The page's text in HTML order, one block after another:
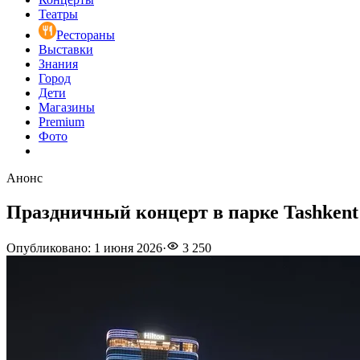
Театры
Рестораны
Выставки
Знания
Город
Дети
Магазины
Premium
Фото
Анонс
Праздничный концерт в парке
Опубликовано: 1 июня 2026· 3 250